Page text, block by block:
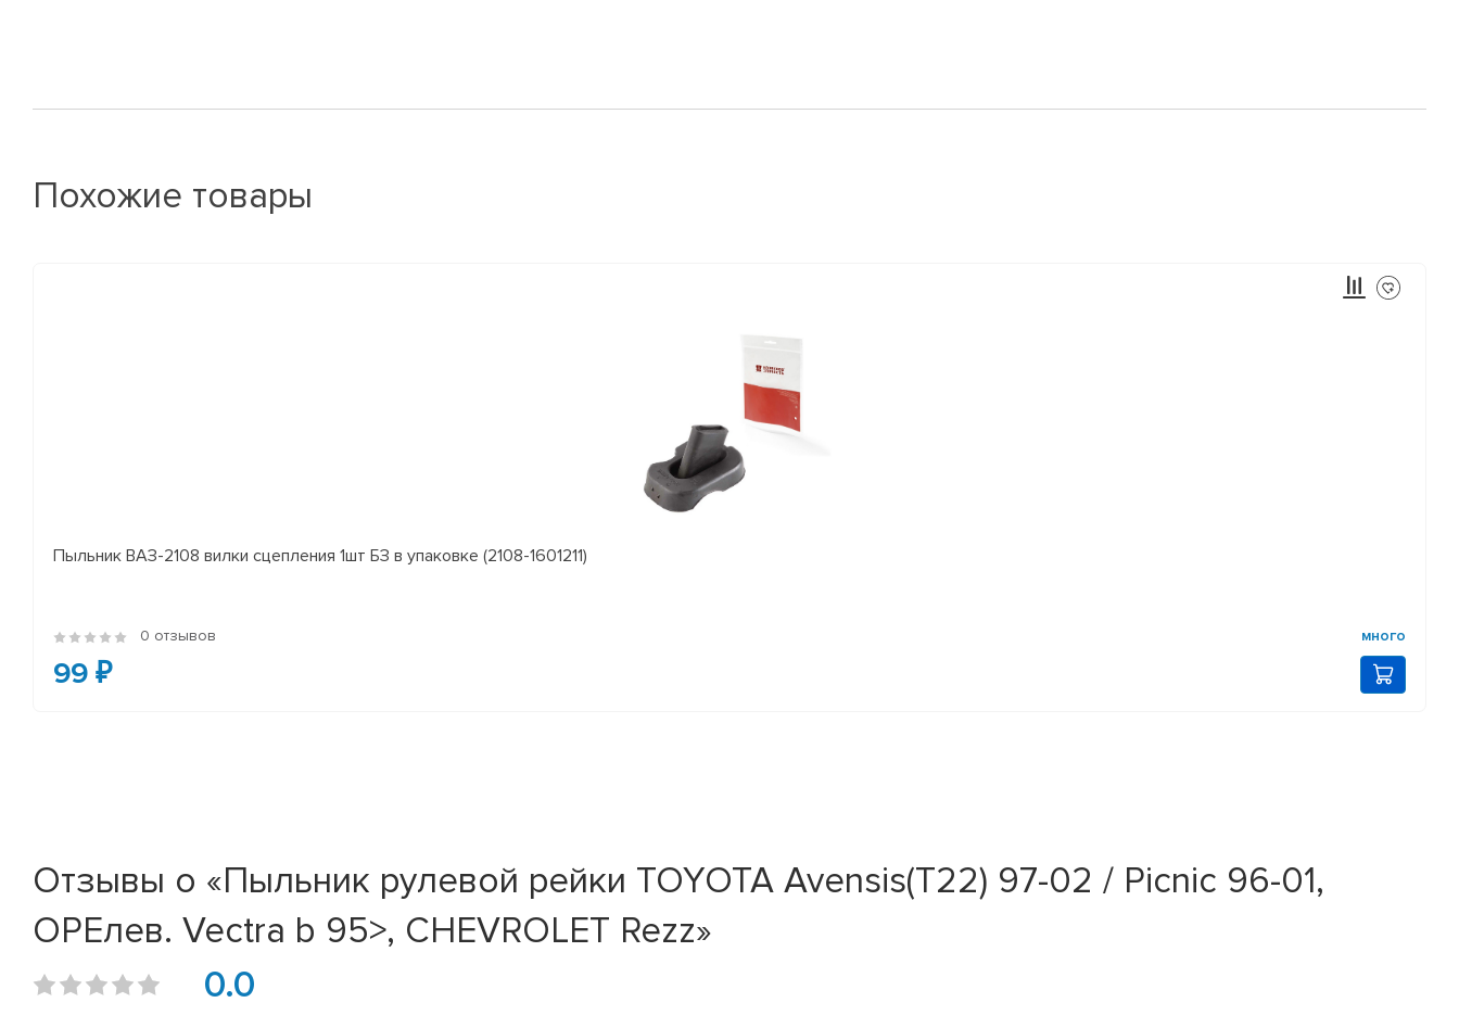
Похожие товары
Пыльник ВАЗ-2108 вилки сцепления 1шт БЗ в упаковке (2108-1601211)
0 отзывов много
99 ₽
Отзывы о «Пыльник рулевой рейки TOYOTA Avensis(T22) 97-02 / Picnic 96-01,
OPEлев. Vectra b 95>, CHEVROLET Rezz»
0.0